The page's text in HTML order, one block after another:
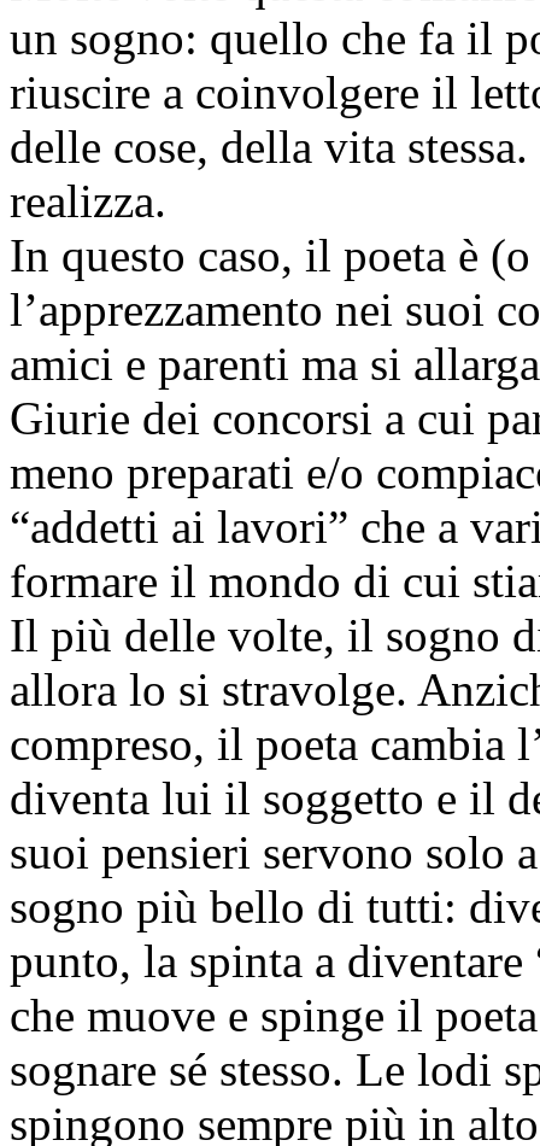
un sogno: quello che fa il
riuscire a coinvolgere il
delle cose, della vita
realizza.
In questo caso, il poeta è
l’apprezzamento nei suoi
amici e parenti ma si
Giurie dei concorsi a cui
meno preparati e/o
“addetti ai lavori” che a
formare il mondo di cui
Il più delle volte, il sogno
allora lo si stravolge.
compreso, il poeta cambia
diventa lui il soggetto e il
suoi pensieri servono solo
sogno più bello di tutti:
punto, la spinta a
che muove e spinge il
sognare sé stesso. Le lodi
spingono sempre più in